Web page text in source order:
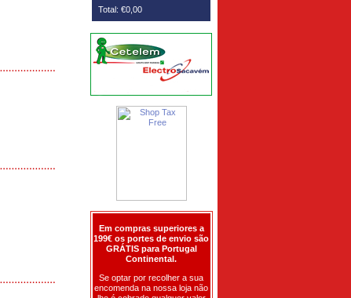
Total: €0,00
Em compras superiores a
199€ os portes de envio são
GRÁTIS para Portugal
Continental.
Se optar por recolher a sua
encomenda na nossa loja não